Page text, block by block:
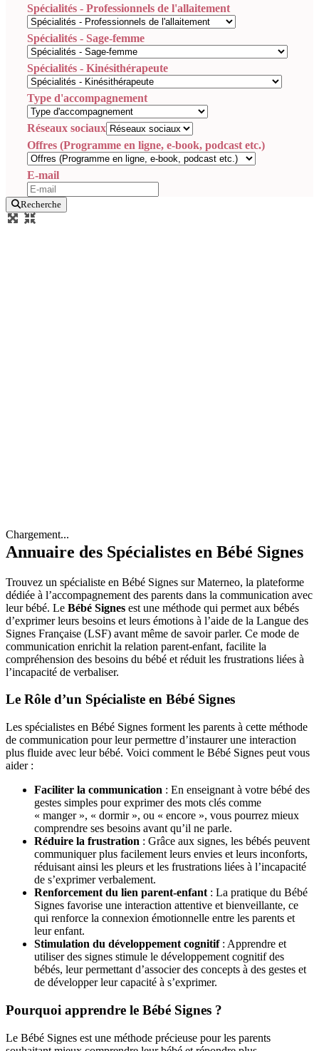
Spécialités - Professionnels de l'allaitement
Spécialités - Sage-femme
Spécialités - Kinésithérapeute
Type d'accompagnement
Réseaux sociaux
Offres (Programme en ligne, e-book, podcast etc.)
E-mail
Recherche
Chargement...
Annuaire des Spécialistes en Bébé Signes
Trouvez un spécialiste en Bébé Signes sur Materneo, la plateforme
dédiée à l’accompagnement des parents dans la communication avec
leur bébé. Le Bébé Signes est une méthode qui permet aux bébés
d’exprimer leurs besoins et leurs émotions à l’aide de la Langue des
Signes Française (LSF) avant même de savoir parler. Ce mode de
communication enrichit la relation parent-enfant, facilite la
compréhension des besoins du bébé et réduit les frustrations liées à
l’incapacité de verbaliser.
Le Rôle d’un Spécialiste en Bébé Signes
Les spécialistes en Bébé Signes forment les parents à cette méthode
de communication pour leur permettre d’instaurer une interaction
plus fluide avec leur bébé. Voici comment le Bébé Signes peut vous
aider :
Faciliter la communication : En enseignant à votre bébé des
gestes simples pour exprimer des mots clés comme
« manger », « dormir », ou « encore », vous pourrez mieux
comprendre ses besoins avant qu’il ne parle.
Réduire la frustration : Grâce aux signes, les bébés peuvent
communiquer plus facilement leurs envies et leurs inconforts,
réduisant ainsi les pleurs et les frustrations liées à l’incapacité
de s’exprimer verbalement.
Renforcement du lien parent-enfant : La pratique du Bébé
Signes favorise une interaction attentive et bienveillante, ce
qui renforce la connexion émotionnelle entre les parents et
leur enfant.
Stimulation du développement cognitif: Apprendre et
utiliser des signes stimule le développement cognitif des
bébés, leur permettant d’associer des concepts à des gestes et
de développer leur capacité à s’exprimer.
Pourquoi apprendre le Bébé Signes ?
Le Bébé Signes est une méthode précieuse pour les parents